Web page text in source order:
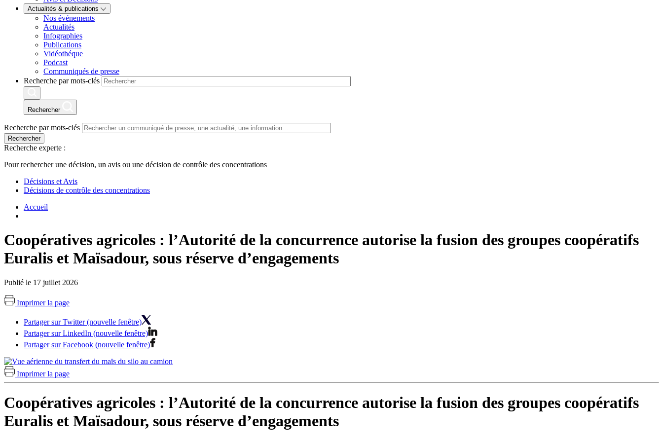
Actualités & publications
Nos événements
Actualités
Infographies
Publications
Vidéothéque
Podcast
Communiqués de presse
Recherche par mots-clés
Rechercher
Recherche par mots-clés
Rechercher
Recherche experte :
Pour rechercher une décision, un avis ou une décision de contrôle des concentrations
Décisions et Avis
Décisions de contrôle des concentrations
Accueil
Coopératives agricoles : l’Autorité de la concurrence autorise la fusion des groupes coopératifs
Euralis et Maïsadour, sous réserve d’engagements
Publié le 17 juillet 2026
Imprimer la page
Partager sur Twitter (nouvelle fenêtre)
Partager sur LinkedIn (nouvelle fenêtre)
Partager sur Facebook (nouvelle fenêtre)
Imprimer la page
Coopératives agricoles : l’Autorité de la concurrence autorise la fusion des groupes coopératifs
Euralis et Maïsadour, sous réserve d’engagements